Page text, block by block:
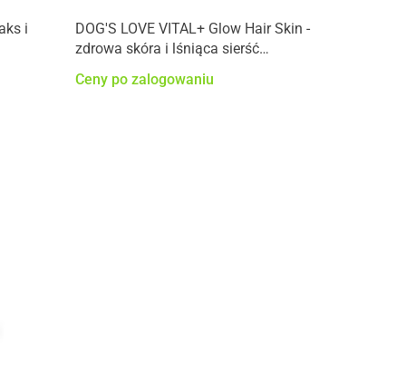
i
DOG'S LOVE VITAL+ Glow Hair Skin -
zdrowa skóra i lśniąca sierść
(150g)
Ceny po zalogowaniu